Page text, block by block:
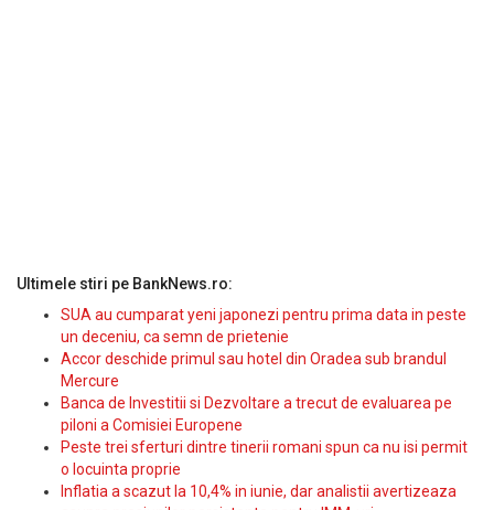
Ultimele stiri pe BankNews.ro:
SUA au cumparat yeni japonezi pentru prima data in peste
un deceniu, ca semn de prietenie
Accor deschide primul sau hotel din Oradea sub brandul
Mercure
Banca de Investitii si Dezvoltare a trecut de evaluarea pe
piloni a Comisiei Europene
Peste trei sferturi dintre tinerii romani spun ca nu isi permit
o locuinta proprie
Inflatia a scazut la 10,4% in iunie, dar analistii avertizeaza